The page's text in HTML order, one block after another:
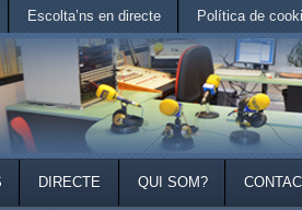
Escolta’ns en directe Política de
DIRECTE QUI SOM?